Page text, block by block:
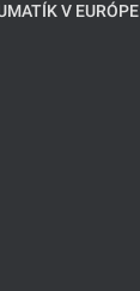
V EURÓPE